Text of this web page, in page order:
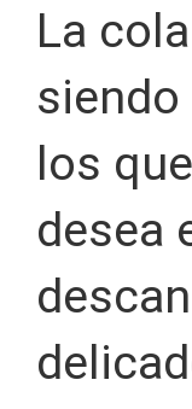
La
los
desea